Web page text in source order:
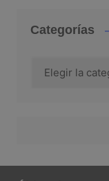
Categorías